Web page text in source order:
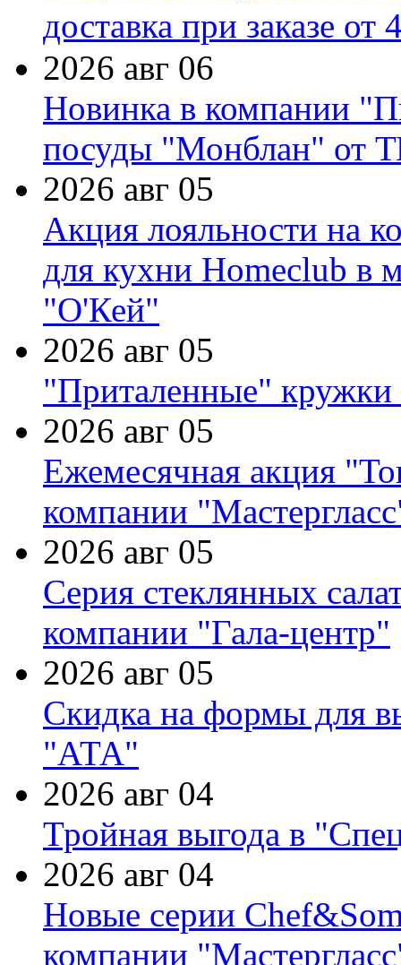
доставка при заказе от
2026 авг 06
Новинка в компании
посуды "Монблан" от
2026 авг 05
Акция лояльности на
для кухни Homeclub в
"О'Кей"
2026 авг 05
"Приталенные" кружки
2026 авг 05
Ежемесячная акция
компании
2026 авг 05
Серия стеклянных
компании "Гала-центр"
2026 авг 05
Скидка на формы для
"АТА"
2026 авг 04
Тройная выгода в
2026 авг 04
Новые серии
компании